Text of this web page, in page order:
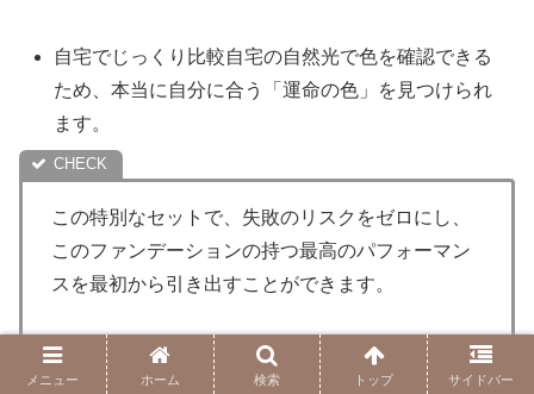
自宅でじっくり比較自宅の自然光で色を確認できる
ため、本当に自分に合う「運命の色」を見つけられ
ます。
この特別なセットで、失敗のリスクをゼロにし、
このファンデーションの持つ最高のパフォーマン
スを最初から引き出すことができます。
失敗を回避するための、最も合理的で確実な一歩
を踏み出しましょう。
メニュー ホーム 検索 トップ サイドバー